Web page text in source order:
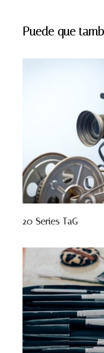
Puede que
20 Series TaG